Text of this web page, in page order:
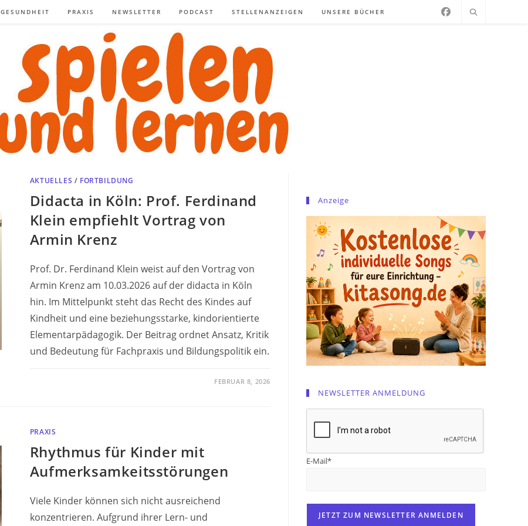
GESUNDHEIT PRAXIS NEWSLETTER PODCAST STELLENANZEIGEN UNSERE BÜCHER
AKTUELLES / FORTBILDUNG
Didacta in Köln: Prof. Ferdinand
Klein empfiehlt Vortrag von
Armin Krenz
Prof. Dr. Ferdinand Klein weist auf den Vortrag von
Armin Krenz am 10.03.2026 auf der didacta in Köln
hin. Im Mittelpunkt steht das Recht des Kindes auf
Kindheit und eine beziehungsstarke, kindorientierte
Elementarpädagogik. Der Beitrag ordnet Ansatz, Kritik
und Bedeutung für Fachpraxis und Bildungspolitik ein.
FEBRUAR 8, 2026
PRAXIS
Rhythmus für Kinder mit
Aufmerksamkeitsstörungen
Viele Kinder können sich nicht ausreichend
konzentrieren. Aufgrund ihrer Lern- und
Anzeige
NEWSLETTER ANMELDUNG
E-Mail*